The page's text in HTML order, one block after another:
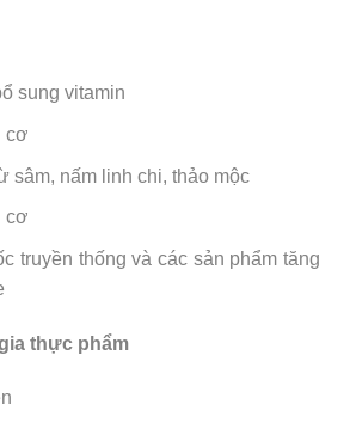
sung vitamin
cơ
sâm, nấm linh chi, thảo mộc
cơ
truyền thống và các sản phẩm tăng
thực phẩm